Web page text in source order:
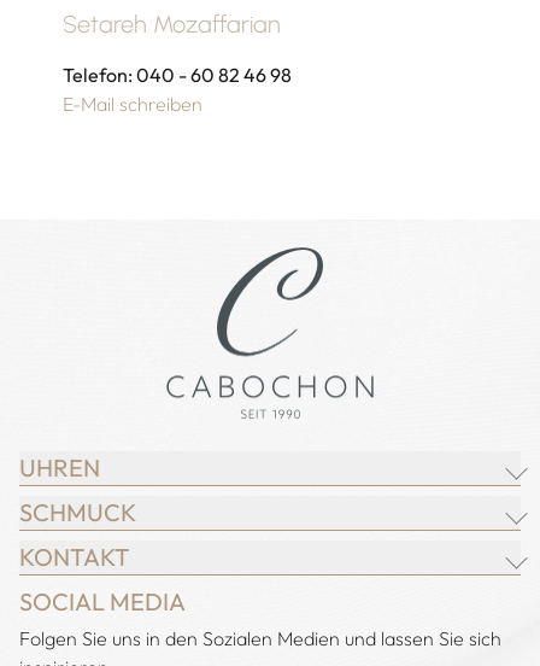
Setareh Mozaffarian
Telefon: 040 - 60 82 46 98
E-Mail schreiben
UHREN
BREITLING
CHOPARD
IWC SCHAFFHAUSEN
JACOB & CO.
SCHMUCK
JUWELIER CABOCHON
CHOPARD
DEMEGLIO
KONTAKT
Adresse:
Juwelier Cabochon
SOCIAL MEDIA
Folgen Sie uns in den Sozialen Medien und lassen Sie sich